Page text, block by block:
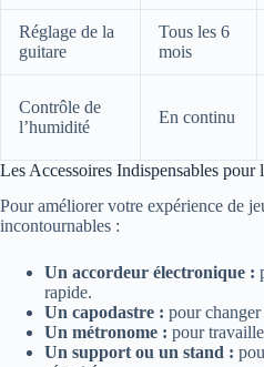
Réglage de la
guitare
Tous les 6
mois
Contrôle de
l’humidité
En continu
Les Accessoires Indispensables pour
Pour améliorer votre expérience de
incontournables :
Un accordeur électronique :
rapide.
Un capodastre : pour
Un métronome : pour
Un support ou un stand :